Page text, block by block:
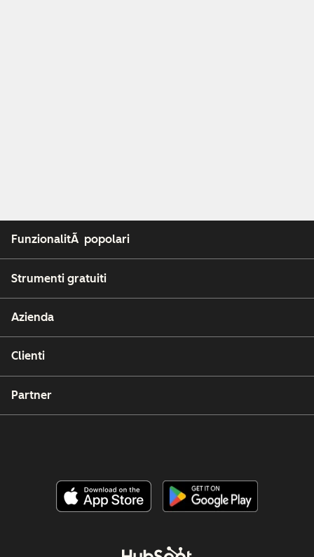
FunzionalitÃ popolari
Strumenti gratuiti
Azienda
Clienti
Partner